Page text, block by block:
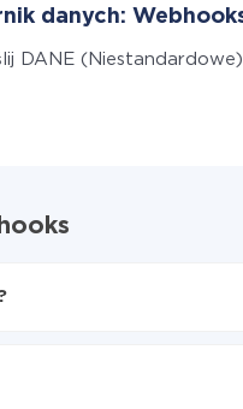
danych:
DANE (Niestandardowe)